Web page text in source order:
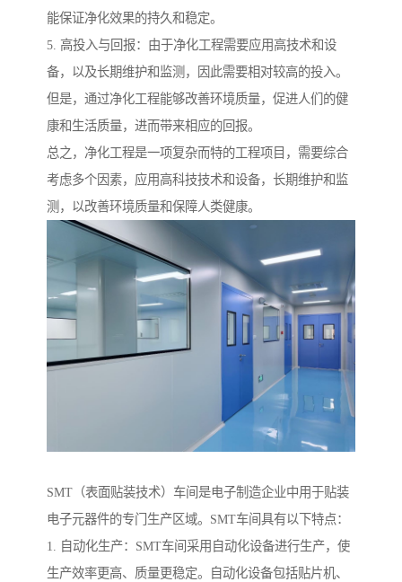
能保证净化效果的持久和稳定。
5. 高投入与回报：由于净化工程需要应用高技术和设
备，以及长期维护和监测，因此需要相对较高的投入。
但是，通过净化工程能够改善环境质量，促进人们的健
康和生活质量，进而带来相应的回报。
总之，净化工程是一项复杂而特的工程项目，需要综合
考虑多个因素，应用高科技技术和设备，长期维护和监
测，以改善环境质量和保障人类健康。
SMT（表面贴装技术）车间是电子制造企业中用于贴装
电子元器件的专门生产区域。SMT车间具有以下特点：
1. 自动化生产：SMT车间采用自动化设备进行生产，使
生产效率更高、质量更稳定。自动化设备包括贴片机、